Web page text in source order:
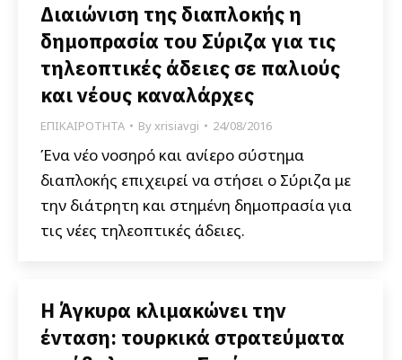
Διαιώνιση της διαπλοκής η
δημοπρασία του Σύριζα για τις
τηλεοπτικές άδειες σε παλιούς
και νέους καναλάρχες
ΕΠΙΚΑΙΡΟΤΗΤΑ Byxrisiavgi 24/08/2016
Ένα νέο νοσηρό και ανίερο σύστημα
διαπλοκής επιχειρεί να στήσει ο Σύριζα με
την διάτρητη και στημένη δημοπρασία για
τις νέες τηλεοπτικές άδειες.
H Άγκυρα κλιμακώνει την
ένταση: τουρκικά στρατεύματα